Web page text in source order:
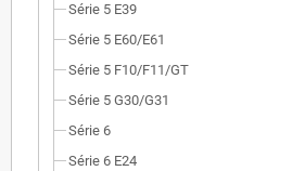
Série 5 E39
Série 5 E60/E61
Série 5 F10/F11/GT
Série 5 G30/G31
Série 6
Série 6 E24